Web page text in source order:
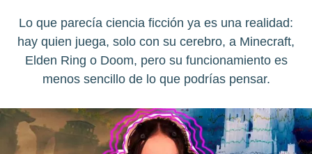
Lo que parecía ciencia ficción ya es una realidad:
hay quien juega, solo con su cerebro, a Minecraft,
Elden Ring o Doom, pero su funcionamiento es
menos sencillo de lo que podrías pensar.